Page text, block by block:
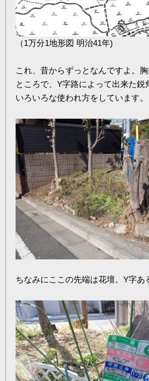
（1万分1地形図 明治41年)
これ、昔からずっとなんですよ。胸
ところで、Y字路によって出来た鋭
いろいろな使われ方をしています。
ちなみにここの先端は花壇。Y字あ